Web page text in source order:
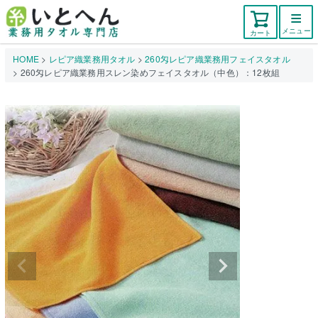
カート メニュー
HOME レピア織業務用タオル
260匁レピア織業務用フェイスタオル
260匁レピア織業務用スレン染めフェイスタオル（中色）：12枚組